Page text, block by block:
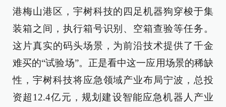
港梅山港区，宇树科技的四足机器狗穿梭于集
装箱之间，执行箱号识别、空箱查验等任务。
这片真实的码头场景，为前沿技术提供了千金
难买的“试验场”。正是看中这一应用场景的稀缺
性，宇树科技将应急领域产业布局宁波，总投
资超12.4亿元，规划建设智能应急机器人产业